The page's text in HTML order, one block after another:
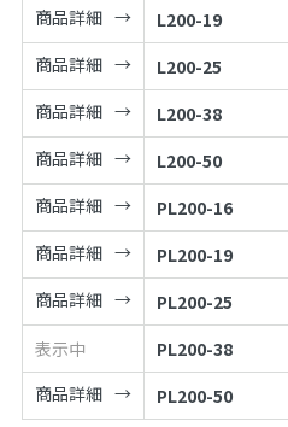
商品詳細
L200-19
商品詳細
L200-25
商品詳細
L200-38
商品詳細
L200-50
商品詳細
PL200-16
商品詳細
PL200-19
商品詳細
PL200-25
表示中
PL200-38
商品詳細
PL200-50